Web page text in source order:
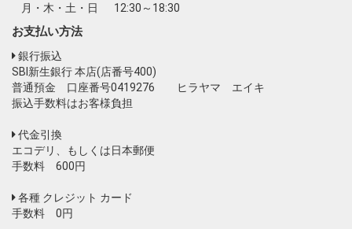
月・木・土・日
12:30～18:30
お支払い方法
銀行振込
SBI新生銀行 本店(店番号400)
普通預金 口座番号0419276 ヒラヤマ エイキ
振込手数料はお客様負担
代金引換
エコデリ、もしくは日本郵便
手数料 600円
各種 クレジット カード
手数料 0円